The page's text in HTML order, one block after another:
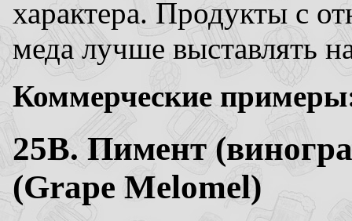
характера. Продукты с
меда лучше выставлять
Коммерческие
25B. Пимент
(Grape Melomel)